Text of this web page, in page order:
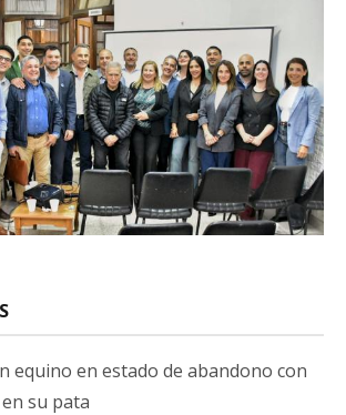
equino en estado de abandono con
su pata